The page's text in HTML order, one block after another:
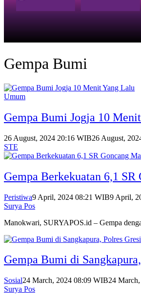
Gempa Bumi
Umum
Gempa Bumi Jogja 10
26 August, 2024 20:16 WIB26 August,
STE
Gempa Berkekuatan 6,1
Peristiwa9 April, 2024 08:21 WIB9 April,
Surya Pos
Manokwari, SURYAPOS.id – Gempa
Gempa Bumi di
Sosial24 March, 2024 08:09 WIB24
Surya Pos